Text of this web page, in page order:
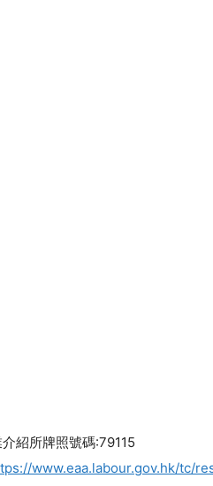
紹所牌照號碼:79115
www.eaa.labour.gov.hk/tc/